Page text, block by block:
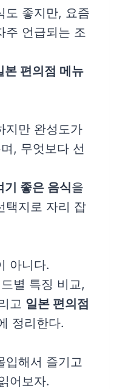
도 좋지만, 요즘
주 언급되는 조
본 편의점 메뉴
지만 완성도가
, 무엇보다 선
기 좋은 음식을
택지로 자리 잡
아니다.
별 특징 비교,
고 일본 편의점
정리한다.
입해서 즐기고
어보자.